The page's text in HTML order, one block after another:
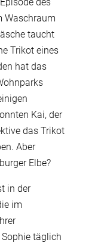
Waschraum
taucht
Trikot eines
hat das
Kai, der
das Trikot
Aber
Elbe?
in der
im
täglich